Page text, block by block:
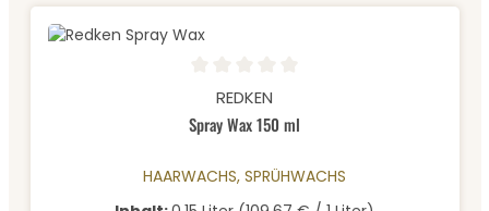
Durchschnittliche Bewertung von 0 von 5 Sternen
REDKEN
Spray Wax 150 ml
HAARWACHS, SPRÜHWACHS